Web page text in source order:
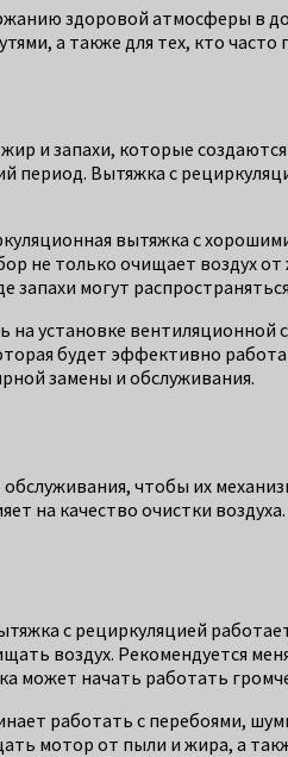
здоровой атмосферы в
а также для тех, кто часто
и запахи, которые
период. Вытяжка с
вытяжка с
не только очищает воздух
запахи могут
установке вентиляционной
будет эффективно
замены и обслуживания.
чтобы их
на качество очистки
с рециркуляцией
воздух. Рекомендуется
начать работать
работать с перебоями,
мотор от пыли и жира, а